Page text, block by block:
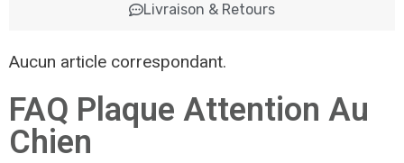
Livraison & Retours
Aucun article correspondant.
FAQ Plaque Attention Au
Chien